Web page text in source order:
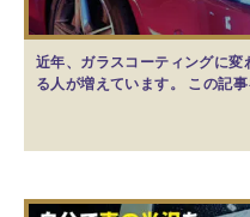
近年、ガラスコーティングに
る人が増えています。 この記